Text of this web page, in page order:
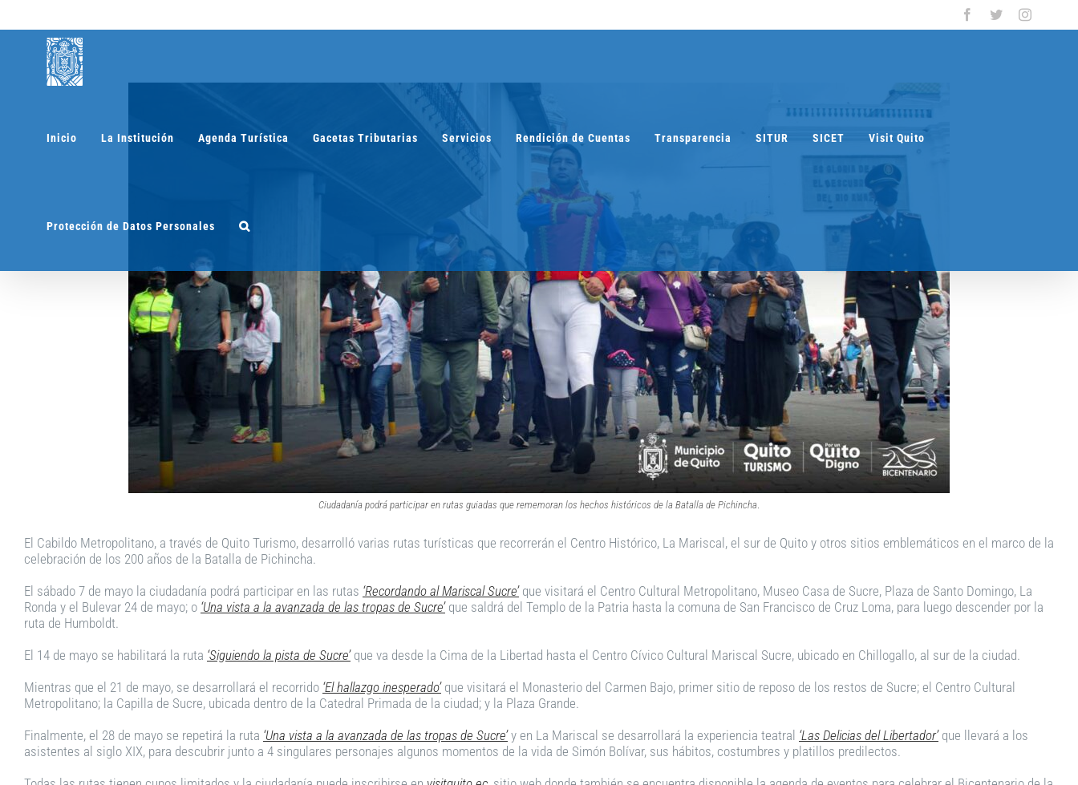
contenido
Facebook
Twitter
Inicio La Institución Agenda Turística Gacetas Tributarias Servicios Rendición de Cuentas Transparencia SITUR SICET Visit Quito
Protección de Datos Personales
Ciudadanía podrá participar en rutas guiadas que rememoran los hechos históricos de la Batalla de Pichincha
El Cabildo Metropolitano, a través de Quito Turismo, desarrolló varias rutas turísticas que recorrerán el Centro Histórico, La Mariscal, el sur de Quito y otros sitios emblemáticos en el marco de la
celebración de los 200 años de la Batalla de Pichincha.
El sábado 7 de mayo la ciudadanía podrá participar en las rutas ‘Recordando al Mariscal Sucre’que visitará el Centro Cultural Metropolitano, Museo Casa de Sucre, Plaza de Santo Domingo, La
Ronda y el Bulevar 24 de mayo; o ‘Una vista a la avanzada de las tropas de Sucre’que saldrá del Templo de la Patria hasta la comuna de San Francisco de Cruz Loma, para luego descender por la
ruta de Humboldt.
El 14 de mayo se habilitará la ruta ‘Siguiendo la pista de Sucre’que va desde la Cima de la Libertad hasta el Centro Cívico Cultural Mariscal Sucre, ubicado en Chillogallo, al sur de la ciudad.
Mientras que el 21 de mayo, se desarrollará el recorrido ‘El hallazgo inesperado’que visitará el Monasterio del Carmen Bajo, primer sitio de reposo de los restos de Sucre; el Centro Cultural
Metropolitano; la Capilla de Sucre, ubicada dentro de la Catedral Primada de la ciudad; y la Plaza Grande.
Finalmente, el 28 de mayo se repetirá la ruta ‘Una vista a la avanzada de las tropas de Sucre’y en La Mariscal se desarrollará la experiencia teatral ‘Las Delicias del Libertador’que llevará a los
asistentes al siglo XIX, para descubrir junto a 4 singulares personajes algunos momentos de la vida de Simón Bolívar, sus hábitos, costumbres y platillos predilectos.